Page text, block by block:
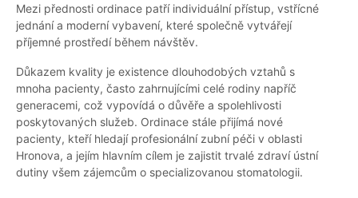
Mezi přednosti ordinace patří individuální přístup, vstřícné
jednání a moderní vybavení, které společně vytvářejí
příjemné prostředí během návštěv.
Důkazem kvality je existence dlouhodobých vztahů s
mnoha pacienty, často zahrnujícími celé rodiny napříč
generacemi, což vypovídá o důvěře a spolehlivosti
poskytovaných služeb. Ordinace stále přijímá nové
pacienty, kteří hledají profesionální zubní péči v oblasti
Hronova, a jejím hlavním cílem je zajistit trvalé zdraví ústní
dutiny všem zájemcům o specializovanou stomatologii.